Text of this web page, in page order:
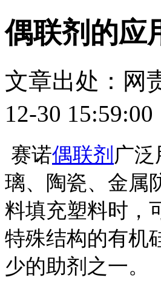
偶联剂的应
文章出处： 网
12-30 15:59:00
赛诺偶联剂 广
璃、陶瓷、金属
料填充塑料时，
特殊结构的有机
少的助剂之一。